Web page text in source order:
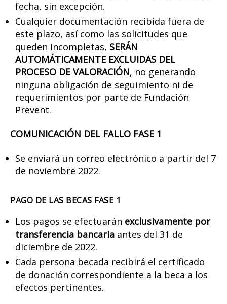
fecha, sin excepción.
Cualquier documentación recibida fuera de
este plazo, así como las solicitudes que
queden incompletas, SERÁN
AUTOMÁTICAMENTE EXCLUIDAS DEL
PROCESO DE VALORACIÓN, no generando
ninguna obligación de seguimiento ni de
requerimientos por parte de Fundación
Prevent.
COMUNICACIÓN DEL FALLO FASE 1
Se enviará un correo electrónico a partir del 7
de noviembre 2022.
PAGO DE LAS BECAS FASE 1
Los pagos se efectuarán exclusivamente por
transferencia bancaria antes del 31 de
diciembre de 2022.
Cada persona becada recibirá el certificado
de donación correspondiente a la beca a los
efectos pertinentes.